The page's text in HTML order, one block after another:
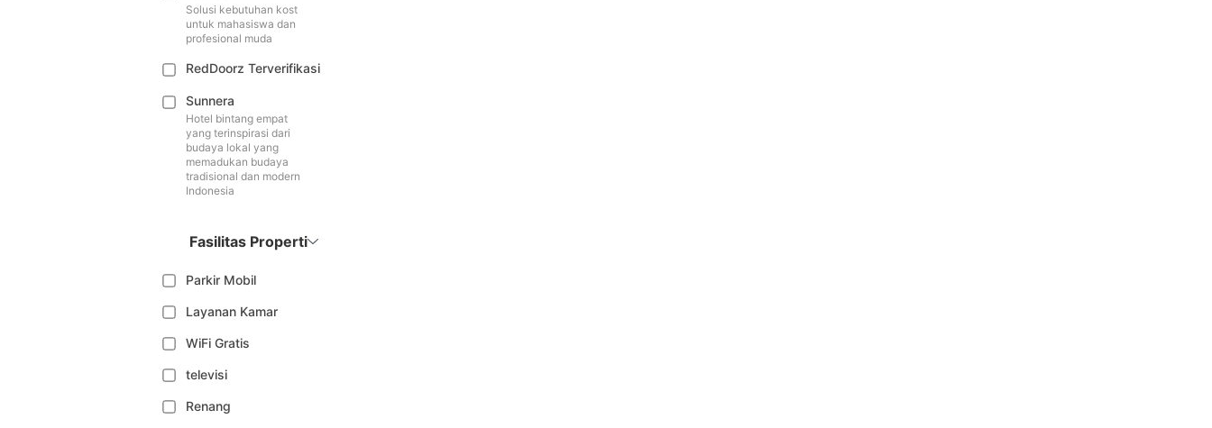
Solusi kebutuhan kost
untuk mahasiswa dan
profesional muda
RedDoorz Terverifikasi
Sunnera
Hotel bintang empat
yang terinspirasi dari
budaya lokal yang
memadukan budaya
tradisional dan modern
Indonesia
Fasilitas Properti
Parkir Mobil
Layanan Kamar
WiFi Gratis
televisi
Renang